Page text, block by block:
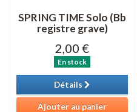
SPRING TIME Solo (Bb
registre grave)
2,00 €
En stock
Détails
Ajouter au panier